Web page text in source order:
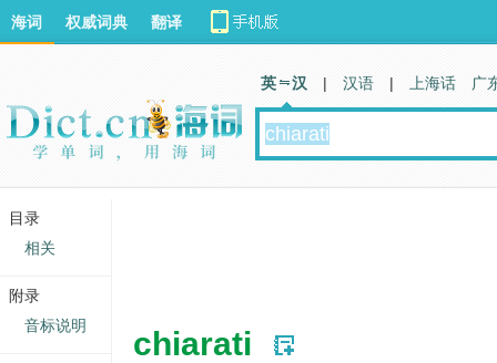
chiarati
海词 权威词典 翻译
英 汉 | 汉语 | 上海话 广
目录
相关
附录
音标说明